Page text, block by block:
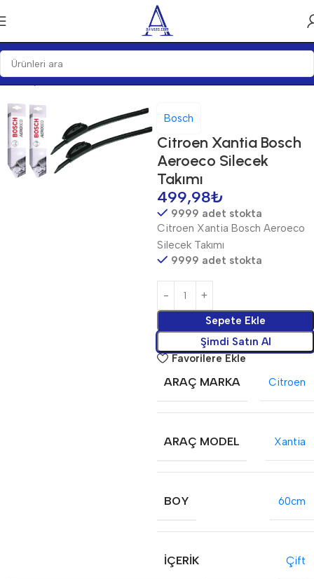
Ana Sayfa Silecekler Silecek Setleri
Bosch
Citroen Xantia Bosch
Aeroeco Silecek
Takımı
499,98₺
9999 adet stokta
Citroen Xantia Bosch Aeroeco
Silecek Takımı
9999 adet stokta
Sepete Ekle
Şimdi Satın Al
Favorilere Ekle
ARAÇ MARKA Citroen
ARAÇ MODEL Xantia
BOY 60cm
İÇERIK Çift